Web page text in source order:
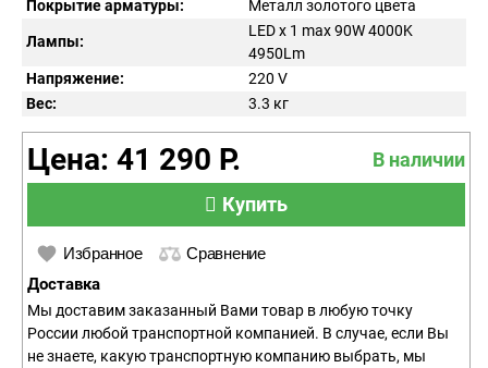
Покрытие арматуры:
Металл золотого цвета
Лампы:
LED x 1 max 90W 4000K
4950Lm
Напряжение:
220 V
Вес:
3.3 кг
Цена: 41 290 Р.
В наличии
Купить
Избранное Сравнение
Доставка
Мы доставим заказанный Вами товар в любую точку
России любой транспортной компанией. В случае, если Вы
не знаете, какую транспортную компанию выбрать, мы